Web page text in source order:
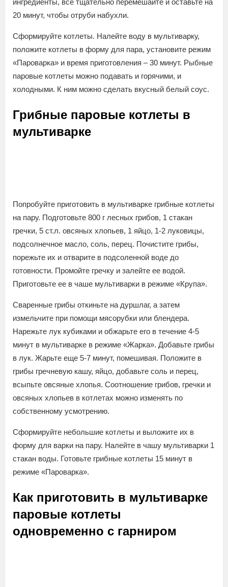
20 минут, чтобы отруби набухли.
Сформируйте котлеты. Налейте воду в мультиварку,
положите котлеты в форму для пара, установите режим
«Пароварка» и время приготовления – 30 минут. Рыбные
паровые котлеты можно подавать и горячими, и
холодными. К ним можно сделать вкусный белый соус.
Грибные паровые котлеты в
мультиварке
Попробуйте приготовить в мультиварке грибные котлеты
на пару. Подготовьте 800 г лесных грибов, 1 стакан
гречки, 5 ст.л. овсяных хлопьев, 1 яйцо, 1-2 луковицы,
подсолнечное масло, соль, перец. Почистите грибы,
порежьте их и отварите в подсоленной воде до
готовности. Промойте гречку и залейте ее водой.
Приготовьте ее в чаше мультиварки в режиме «Крупа».
Сваренные грибы откиньте на дуршлаг, а затем
измельчите при помощи мясорубки или блендера.
Нарежьте лук кубиками и обжарьте его в течение 4-5
минут в мультиварке в режиме «Жарка». Добавьте грибы
в лук. Жарьте еще 5-7 минут, помешивая. Положите в
грибы гречневую кашу, яйцо, добавьте соль и перец,
всыпьте овсяные хлопья. Соотношение грибов, гречки и
овсяных хлопьев в котлетах можно изменять по
собственному усмотрению.
Сформируйте небольшие котлеты и выложите их в
форму для варки на пару. Налейте в чашу мультиварки 1
стакан воды. Готовьте грибные котлеты 15 минут в
режиме «Пароварка».
Как приготовить в мультиварке
паровые котлеты
одновременно с гарниром